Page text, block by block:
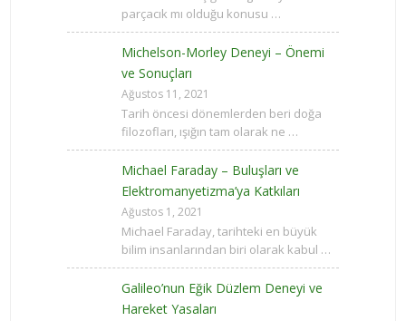
parçacık mı olduğu konusu …
Michelson-Morley Deneyi – Önemi
ve Sonuçları
Ağustos 11, 2021
Tarih öncesi dönemlerden beri doğa
filozofları, ışığın tam olarak ne …
Michael Faraday – Buluşları ve
Elektromanyetizma’ya Katkıları
Ağustos 1, 2021
Michael Faraday, tarihteki en büyük
bilim insanlarından biri olarak kabul …
Galileo’nun Eğik Düzlem Deneyi ve
Hareket Yasaları